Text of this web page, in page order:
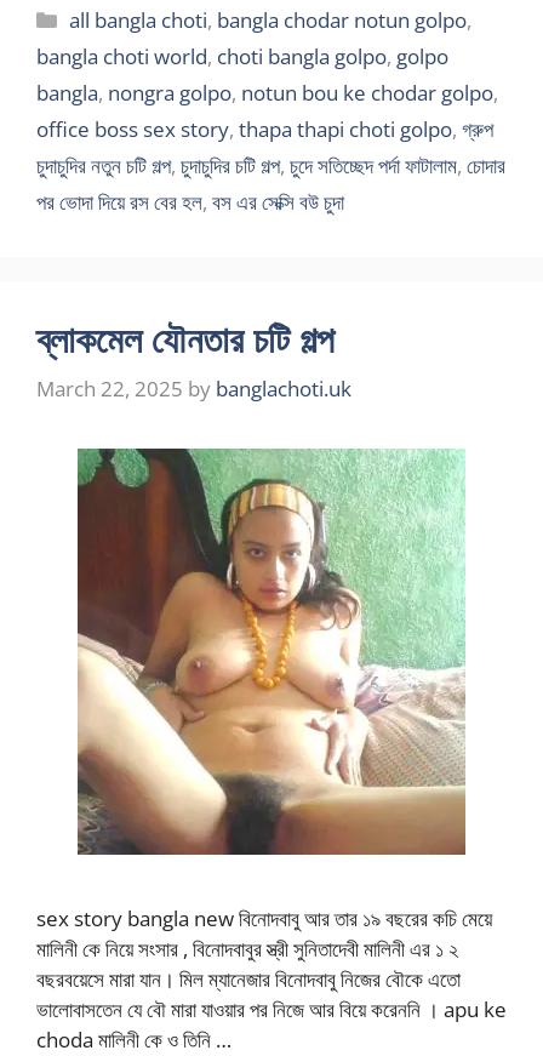
Categories
all bangla choti, bangla chodar notun golpo,
bangla choti world, choti bangla golpo, golpo
bangla, nongra golpo, notun bou ke chodar golpo,
office boss sex story, thapa thapi choti golpo, গ্রুপ
চুদাচুদির নতুন চটি গল্প, চুদাচুদির চটি গল্প, চুদে সতিচ্ছেদ পর্দা ফাটালাম, চোদার
পর ভোদা দিয়ে রস বের হল, বস এর সেক্সি বউ চুদা
ব্লাকমেল যৌনতার চটি গল্প
March 22, 2025 by banglachoti.uk
sex story bangla new বিনোদবাবু আর তার ১৯ বছরের কচি মেয়ে
মালিনী কে নিয়ে সংসার , বিনোদবাবুর স্ত্রী সুনিতাদেবী মালিনী এর ১ ২
বছরবয়েসে মারা যান। মিল ম্যানেজার বিনোদবাবু নিজের বৌকে এতো
ভালোবাসতেন যে বৌ মারা যাওয়ার পর নিজে আর বিয়ে করেননি । apu ke
choda মালিনী কে ও তিনি …